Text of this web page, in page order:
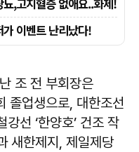
조 전 부회장은
졸업생으로, 대한조선
선 ‘한양호’ 건조 작
새한제지, 제일제당